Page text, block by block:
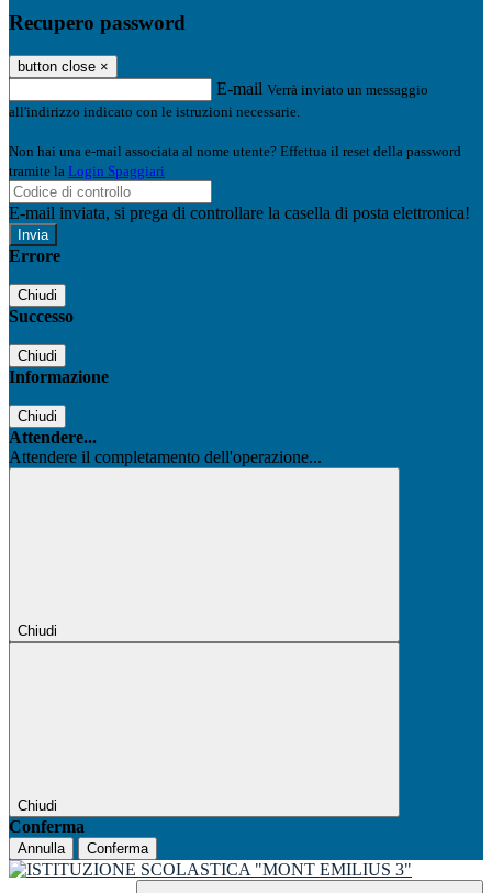
Recupero password
button close ×
E-mail Verrà inviato un messaggio
all'indirizzo indicato con le istruzioni necessarie.
Non hai una e-mail associata al nome utente? Effettua il reset della password
tramite la Login Spaggiari
E-mail inviata, si prega di controllare la casella di posta elettronica!
Errore
Chiudi
Successo
Chiudi
Informazione
Chiudi
Attendere...
Attendere il completamento dell'operazione...
Chiudi
Chiudi
Conferma
Annulla Conferma